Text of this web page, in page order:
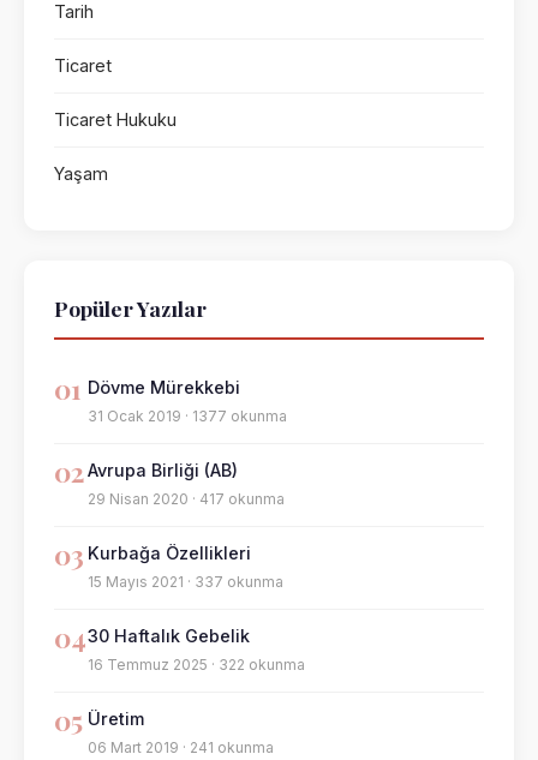
Tarih
Ticaret
Ticaret Hukuku
Yaşam
Popüler Yazılar
01 Dövme Mürekkebi
31 Ocak 2019 · 1377 okunma
02Avrupa Birliği (AB)
29 Nisan 2020 · 417 okunma
03 Kurbağa Özellikleri
15 Mayıs 2021 · 337 okunma
0430 Haftalık Gebelik
16 Temmuz 2025 · 322 okunma
05 Üretim
06 Mart 2019 · 241 okunma